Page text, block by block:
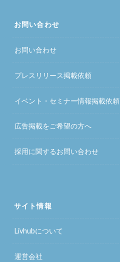
お問い合わせ
お問い合わせ
プレスリリース掲載依頼
イベント・セミナー情報掲載依頼
広告掲載をご希望の方へ
採用に関するお問い合わせ
サイト情報
Livhubについて
運営会社